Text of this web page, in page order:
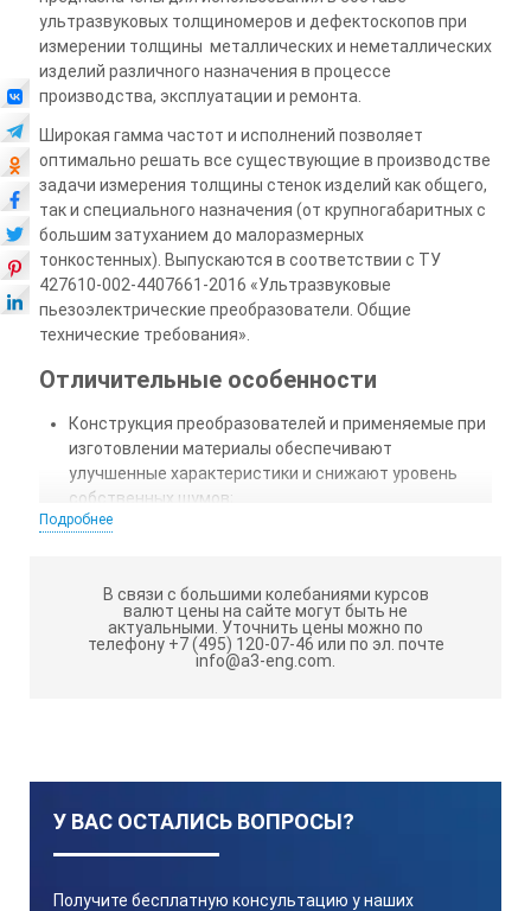
ультразвуковых толщиномеров и дефектоскопов при
измерении толщины металлических и неметаллических
изделий различного назначения в процессе
производства, эксплуатации и ремонта.
Широкая гамма частот и исполнений позволяет
оптимально решать все существующие в производстве
задачи измерения толщины стенок изделий как общего,
так и специального назначения (от крупногабаритных с
большим затуханием до малоразмерных
тонкостенных). Выпускаются в соответствии с ТУ
427610-002-4407661-2016 «Ультразвуковые
пьезоэлектрические преобразователи. Общие
технические требования».
Отличительные особенности
Конструкция преобразователей и применяемые при
изготовлении материалы обеспечивают
улучшенные характеристики и снижают уровень
собственных шумов;
Разброс характеристик преобразователей одного
Преобразователи поставляются с индивидуальным
паспортом в котором указана шумовая и
спектральная характеристики;
Тип
Подробнее
В связи с большими колебаниями курсов
валют цены на сайте могут быть не
актуальными. Уточнить цены можно по
телефону +7 (495) 120-07-46 или по эл. почте
info@a3-eng.com.
У ВАС ОСТАЛИСЬ ВОПРОСЫ?
Получите бесплатную консультацию у наших